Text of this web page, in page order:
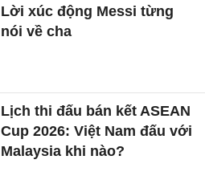
Lời xúc động Messi từng
nói về cha
Lịch thi đấu bán kết ASEAN
Cup 2026: Việt Nam đấu với
Malaysia khi nào?